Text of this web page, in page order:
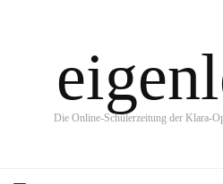
Die Online-Schülerzeitung der Klara-